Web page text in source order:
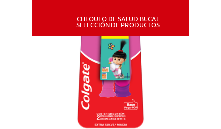
CHEQUEO DE SALUD BUCAL
SELECCIÓN DE PRODUCTOS
PARA PROFESIONALES
CHEQUEO DE SALUD BUCAL
SELECCIÓN DE PRODUCTOS